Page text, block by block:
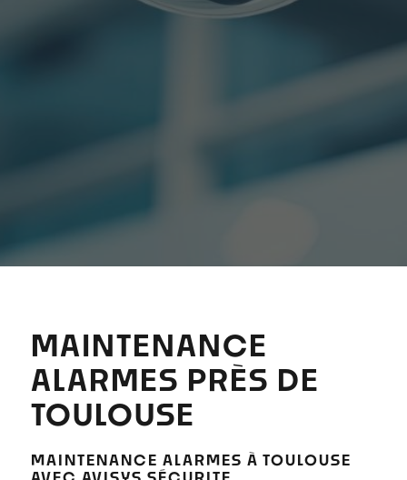
MAINTENANCE
ALARMES PRÈS DE
TOULOUSE
MAINTENANCE ALARMES À TOULOUSE